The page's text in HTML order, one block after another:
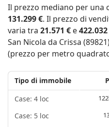
Il prezzo mediano per una
131.299 €. Il prezzo di
varia tra 21.571 € e
San Nicola da Crissa
(prezzo per metro
Tipo di immobile
Case: 4 loc
Case: 5 loc